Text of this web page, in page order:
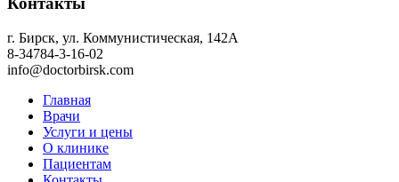
г. Бирск, ул. Коммунистическая, 142А
8-34784-3-16-02
info@doctorbirsk.com
Главная
Врачи
Услуги и цены
О клинике
Пациентам